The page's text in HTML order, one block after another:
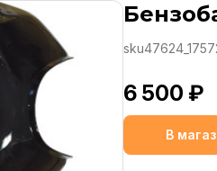
6 500 ₽
В